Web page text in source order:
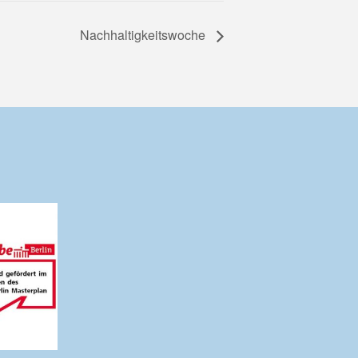
Nachhaltigkeitswoche